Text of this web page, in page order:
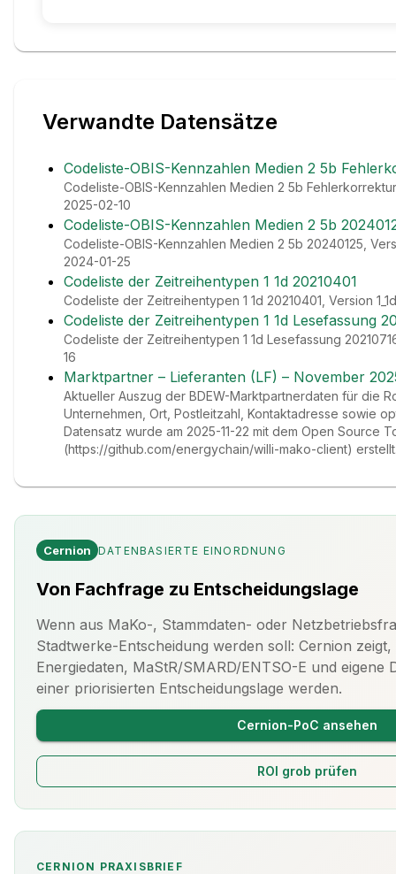
Verwandte Datensätze
Codeliste-OBIS-Kennzahlen Medien 2 5b
Codeliste-OBIS-Kennzahlen Medien 2 5b
2025-02-10
Codeliste-OBIS-Kennzahlen Medien 2 5b
Codeliste-OBIS-Kennzahlen Medien 2 5b 20240125,
2024-01-25
Codeliste der Zeitreihentypen 1 1d 20210401
Codeliste der Zeitreihentypen 1 1d 20210401, Version
Codeliste der Zeitreihentypen 1 1d Lesefassung
Codeliste der Zeitreihentypen 1 1d Lesefassung
16
Marktpartner – Lieferanten (LF) – November
Aktueller Auszug der BDEW-Marktpartnerdaten für die
Unternehmen, Ort, Postleitzahl, Kontaktadresse sowie
Datensatz wurde am 2025-11-22 mit dem Open Source
(https://github.com/energychain/willi-mako-client)
Cernion DATENBASIERTE EINORDNUNG
Von Fachfrage zu Entscheidungslage
Wenn aus MaKo-, Stammdaten- oder
Stadtwerke-Entscheidung werden soll: Cernion
Energiedaten, MaStR/SMARD/ENTSO-E und eigene
einer priorisierten Entscheidungslage werden.
Cernion-PoC ansehen
ROI grob prüfen
CERNION PRAXISBRIEF